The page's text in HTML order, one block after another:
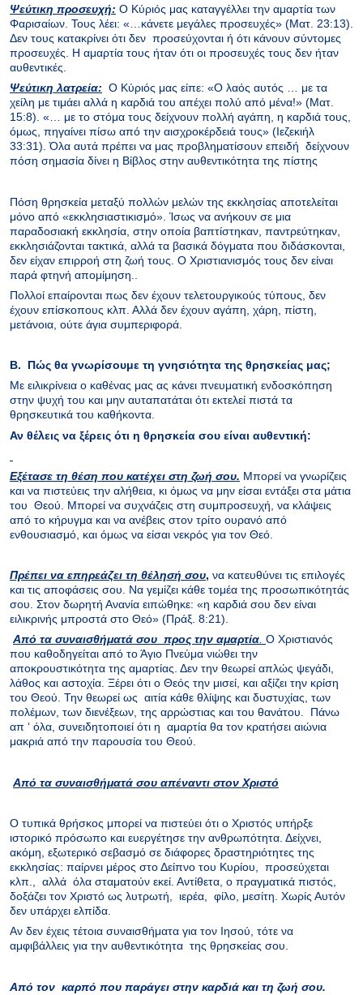
Ψεύτικη προσευχή: Ο Κύριός μας καταγγέλλει την αμαρτία των
Φαρισαίων. Τους λέει: «…κάνετε μεγάλες προσευχές» (Ματ. 23:13).
Δεν τους κατακρίνει ότι δεν προσεύχονται ή ότι κάνουν σύντομες
προσευχές. Η αμαρτία τους ήταν ότι οι προσευχές τους δεν ήταν
αυθεντικές.
Ψεύτικη λατρεία: Ο Κύριός μας είπε: «Ο λαός αυτός … με τα
χείλη με τιμάει αλλά η καρδιά του απέχει πολύ από μένα!» (Ματ.
15:8). «… με το στόμα τους δείχνουν πολλή αγάπη, η καρδιά τους,
όμως, πηγαίνει πίσω από την αισχροκέρδειά τους» (Ιεζεκιήλ
33:31). Όλα αυτά πρέπει να μας προβληματίσουν επειδή δείχνουν
πόση σημασία δίνει η Βίβλος στην αυθεντικότητα της πίστης
Πόση θρησκεία μεταξύ πολλών μελών της εκκλησίας αποτελείται
μόνο από «εκκλησιαστικισμό». Ίσως να ανήκουν σε μια
παραδοσιακή εκκλησία, στην οποία βαπτίστηκαν, παντρεύτηκαν,
εκκλησιάζονται τακτικά, αλλά τα βασικά δόγματα που διδάσκονται,
δεν είχαν επιρροή στη ζωή τους. Ο Χριστιανισμός τους δεν είναι
παρά φτηνή απομίμηση..
Πολλοί επαίρονται πως δεν έχουν τελετουργικούς τύπους, δεν
έχουν επίσκοπους κλπ. Αλλά δεν έχουν αγάπη, χάρη, πίστη,
μετάνοια, ούτε άγια συμπεριφορά.
Β. Πώς θα γνωρίσουμε τη γνησιότητα της θρησκείας μας;
Με ειλικρίνεια ο καθένας μας ας κάνει πνευματική ενδοσκόπηση
στην ψυχή του και μην αυταπατάται ότι εκτελεί πιστά τα
θρησκευτικά του καθήκοντα.
Αν θέλεις να ξέρεις ότι η θρησκεία σου είναι αυθεντική:
Εξέτασε τη θέση που κατέχει στη ζωή σου. Μπορεί να γνωρίζεις
και να πιστεύεις την αλήθεια, κι όμως να μην είσαι εντάξει στα μάτια
του Θεού. Μπορεί να συχνάζεις στη συμπροσευχή, να κλάψεις
από το κήρυγμα και να ανέβεις στον τρίτο ουρανό από
ενθουσιασμό, και όμως να είσαι νεκρός για τον Θεό.
Πρέπει να επηρεάζει τη θέλησή σου, να κατευθύνει τις επιλογές
και τις αποφάσεις σου. Να γεμίζει κάθε τομέα της προσωπικότητάς
σου. Στον δωρητή Ανανία ειπώθηκε: «η καρδιά σου δεν είναι
ειλικρινής μπροστά στο Θεό» (Πράξ. 8:21).
Από τα συναισθήματά σου προς την αμαρτία. Ο Χριστιανός
που καθοδηγείται από το Άγιο Πνεύμα νιώθει την
αποκρουστικότητα της αμαρτίας. Δεν την θεωρεί απλώς ψεγάδι,
λάθος και αστοχία. Ξέρει ότι ο Θεός την μισεί, και αξίζει την κρίση
του Θεού. Την θεωρεί ως αιτία κάθε θλίψης και δυστυχίας, των
πολέμων, των διενέξεων, της αρρώστιας και του θανάτου. Πάνω
απ ‘ όλα, συνειδητοποιεί ότι η αμαρτία θα τον κρατήσει αιώνια
μακριά από την παρουσία του Θεού.
Από τα συναισθήματά σου απέναντι στον Χριστό
Ο τυπικά θρήσκος μπορεί να πιστεύει ότι ο Χριστός υπήρξε
ιστορικό πρόσωπο και ευεργέτησε την ανθρωπότητα. Δείχνει,
ακόμη, εξωτερικό σεβασμό σε διάφορες δραστηριότητες της
εκκλησίας: παίρνει μέρος στο Δείπνο του Κυρίου, προσεύχεται
κλπ., αλλά όλα σταματούν εκεί. Αντίθετα, ο πραγματικά πιστός,
δοξάζει τον Χριστό ως λυτρωτή, ιερέα, φίλο, μεσίτη. Χωρίς Αυτόν
δεν υπάρχει ελπίδα.
Αν δεν έχεις τέτοια συναισθήματα για τον Ιησού, τότε να
αμφιβάλλεις για την αυθεντικότητα της θρησκείας σου.
Από τον καρπό που παράγει στην καρδιά και τη ζωή σου.